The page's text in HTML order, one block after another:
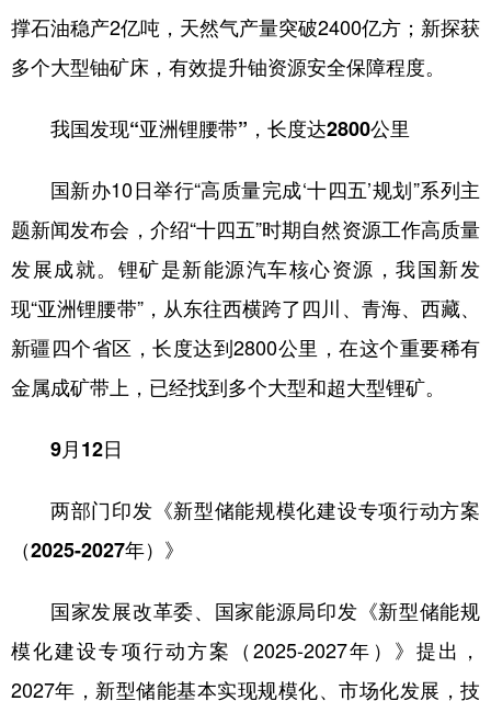
Deutsch Português
撑石油稳产2亿吨，天然气产量突破2400亿方；新探获
多个大型铀矿床，有效提升铀资源安全保障程度。
我国发现“亚洲锂腰带”，长度达2800公里
国新办10日举行“高质量完成‘十四五’规划”系列主
题新闻发布会，介绍“十四五”时期自然资源工作高质量
发展成就。锂矿是新能源汽车核心资源，我国新发
现“亚洲锂腰带”，从东往西横跨了四川、青海、西藏、
新疆四个省区，长度达到2800公里，在这个重要稀有
金属成矿带上，已经找到多个大型和超大型锂矿。
9月12日
两部门印发《新型储能规模化建设专项行动方案
（2025-2027年）》
国家发展改革委、国家能源局印发《新型储能规
模化建设专项行动方案（2025-2027年）》提出，
2027年，新型储能基本实现规模化、市场化发展，技